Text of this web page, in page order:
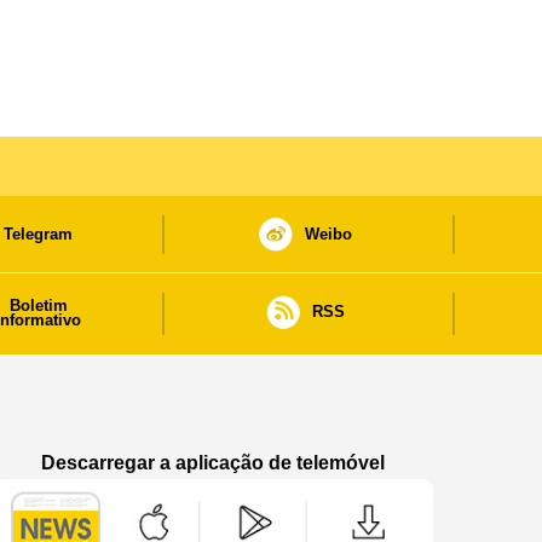
Telegram Weibo
Boletim
RSS
Descarregar a aplicação de telemóvel